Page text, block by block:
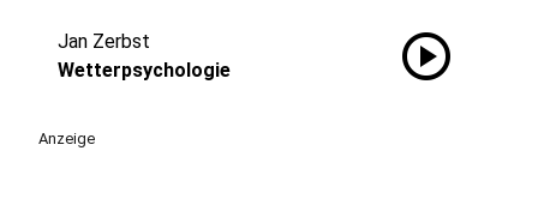
Jan Zerbst
Wetterpsychologie
play_circle
Anzeige